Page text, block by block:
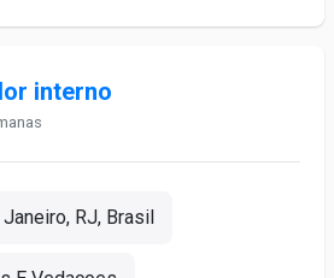
interno
RJ, Brasil